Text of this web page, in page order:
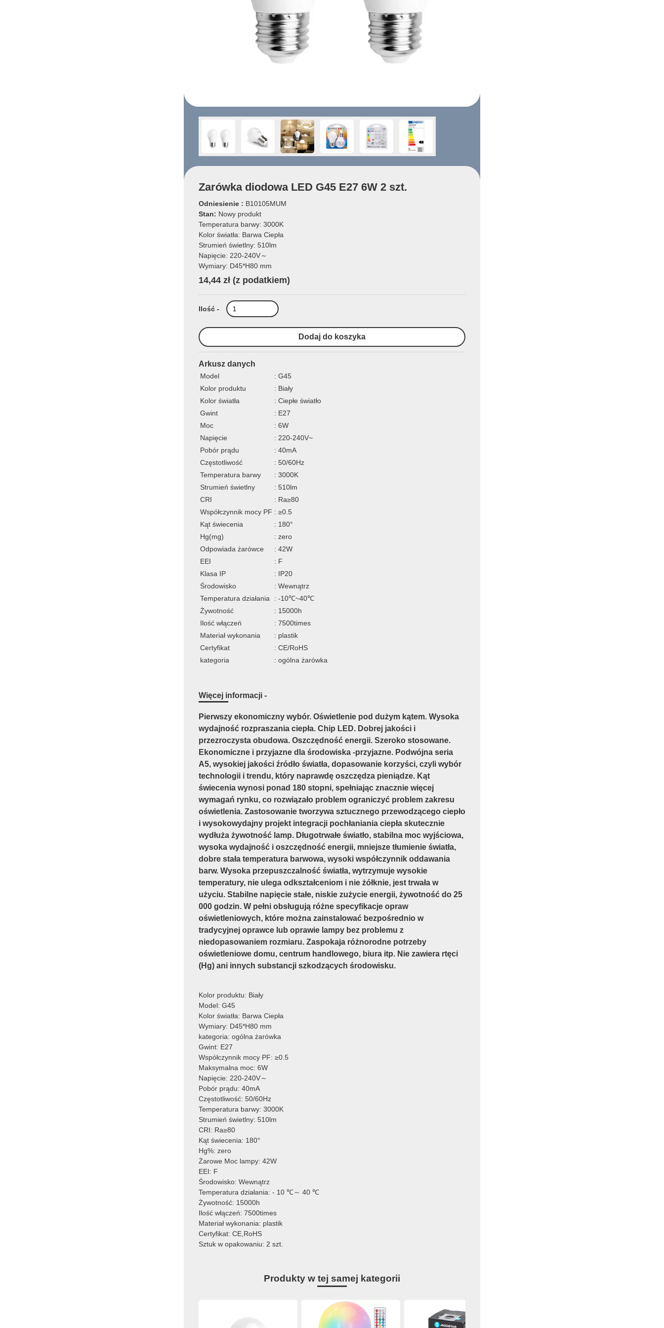
Zarówka diodowa LED G45 E27 6W 2 szt.
Odniesienie : B10105MUM
Stan: Nowy produkt
Temperatura barwy: 3000K
Kolor światła: Barwa Ciepła
Strumień świetlny: 510lm
Napięcie: 220-240V～
Wymiary: D45*H80 mm
14,44 zł (z podatkiem)
Ilość -
Arkusz danych
Model
: G45
Kolor produktu
: Biały
Kolor światła
: Ciepłe światło
Gwint
: E27
Moc
: 6W
Napięcie
: 220-240V~
Pobór prądu
: 40mA
Częstotliwość
: 50/60Hz
Temperatura barwy
: 3000K
Strumień świetlny
: 510lm
CRI
: Ra≥80
Współczynnik mocy PF : ≥0.5
Kąt świecenia
: 180°
Hg(mg)
: zero
Odpowiada żarówce
: 42W
EEI
: F
Klasa IP
: IP20
Środowisko
: Wewnątrz
Temperatura działania
: -10℃~40℃
Żywotność
: 15000h
Ilość włączeń
: 7500times
Materiał wykonania
: plastik
Certyfikat
: CE/RoHS
kategoria
: ogólna żarówka
Więcej informacji -
Pierwszy ekonomiczny wybór. Oświetlenie pod dużym kątem. Wysoka
wydajność rozpraszania ciepła. Chip LED. Dobrej jakości i
przezroczysta obudowa. Oszczędność energii. Szeroko stosowane.
Ekonomiczne i przyjazne dla środowiska -przyjazne. Podwójna seria
A5, wysokiej jakości źródło światła, dopasowanie korzyści, czyli wybór
technologii i trendu, który naprawdę oszczędza pieniądze. Kąt
świecenia wynosi ponad 180 stopni, spełniając znacznie więcej
wymagań rynku, co rozwiązało problem ograniczyć problem zakresu
oświetlenia. Zastosowanie tworzywa sztucznego przewodzącego ciepło
i wysokowydajny projekt integracji pochłaniania ciepła skutecznie
wydłuża żywotność lamp. Długotrwałe światło, stabilna moc wyjściowa,
wysoka wydajność i oszczędność energii, mniejsze tłumienie światła,
dobre stała temperatura barwowa, wysoki współczynnik oddawania
barw. Wysoka przepuszczalność światła, wytrzymuje wysokie
temperatury, nie ulega odkształceniom i nie żółknie, jest trwała w
użyciu. Stabilne napięcie stałe, niskie zużycie energii, żywotność do 25
000 godzin. W pełni obsługują różne specyfikacje opraw
oświetleniowych, które można zainstalować bezpośrednio w
tradycyjnej oprawce lub oprawie lampy bez problemu z
niedopasowaniem rozmiaru. Zaspokaja różnorodne potrzeby
oświetleniowe domu, centrum handlowego, biura itp. Nie zawiera rtęci
(Hg) ani innych substancji szkodzących środowisku.
Kolor produktu: Biały
Model: G45
Kolor światła: Barwa Ciepła
Wymiary: D45*H80 mm
kategoria: ogólna żarówka
Gwint: E27
Współczynnik mocy PF: ≥0.5
Maksymalna moc: 6W
Napięcie: 220-240V～
Pobór prądu: 40mA
Częstotliwość: 50/60Hz
Temperatura barwy: 3000K
Strumień świetlny: 510lm
CRI: Ra≥80
Kąt świecenia: 180°
Hg%: zero
Żarowe Moc lampy: 42W
EEI: F
Środowisko: Wewnątrz
Temperatura działania: - 10 ℃～ 40 ℃
Żywotność: 15000h
Ilość włączeń: 7500times
Materiał wykonania: plastik
Certyfikat: CE,RoHS
Sztuk w opakowaniu: 2 szt.
Produkty w tej samej kategorii